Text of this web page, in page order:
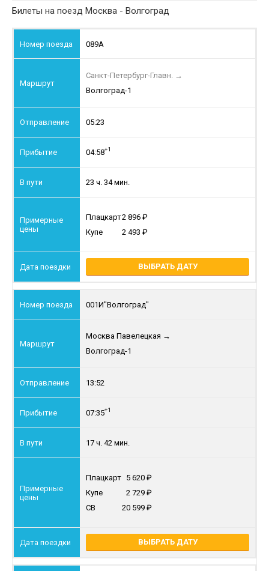
Билеты на поезд Москва - Волгоград
089А
Санкт-Петербург-Главн. →
Волгоград-1
05:23
04:58+1
23 ч. 34 мин.
Плацкарт2 896
Купе
2 493
ВЫБРАТЬ ДАТУ
001И"Волгоград"
Москва Павелецкая →
Волгоград-1
13:52
07:35+1
17 ч. 42 мин.
Плацкарт 5 620
Купе
2 729
СВ
20 599
ВЫБРАТЬ ДАТУ